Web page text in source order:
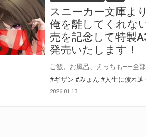
スニーカー文庫よ
俺を離してくれな
売を記念して特製
発売いたします！
#ギザン #みょん #人生に疲れ
2026.01.13